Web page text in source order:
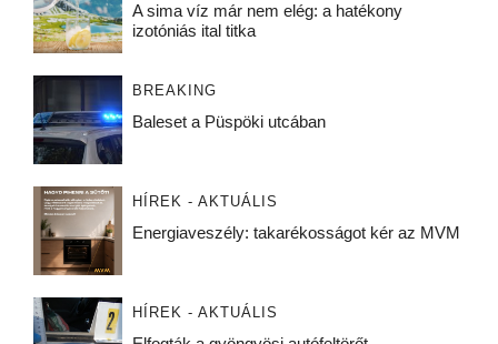
A sima víz már nem elég: a hatékony
izotóniás ital titka
BREAKING
Baleset a Püspöki utcában
HÍREK - AKTUÁLIS
Energiaveszély: takarékosságot kér az MVM
HÍREK - AKTUÁLIS